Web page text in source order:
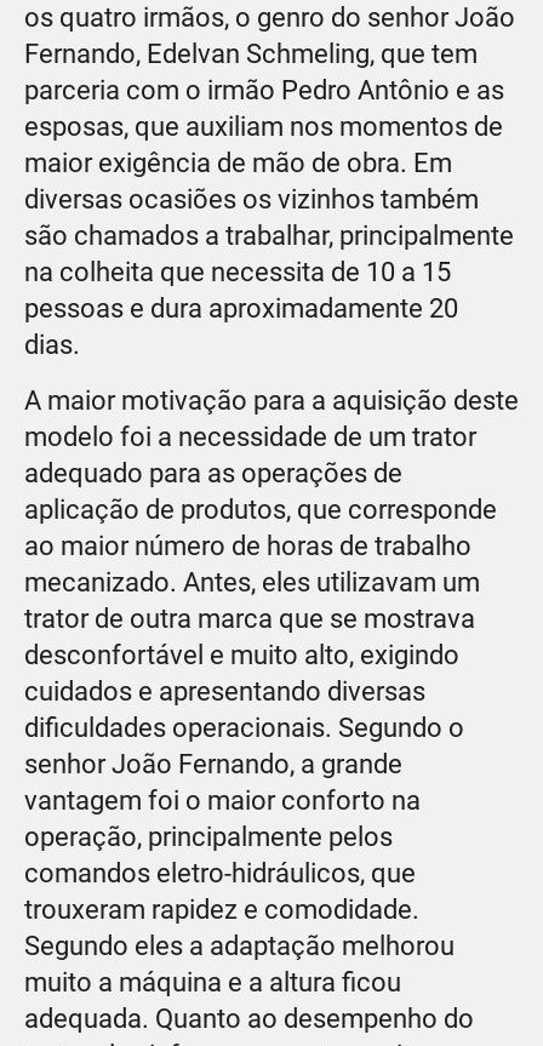
os quatro irmãos, o genro do senhor João
Fernando, Edelvan Schmeling, que tem
parceria com o irmão Pedro Antônio e as
esposas, que auxiliam nos momentos de
maior exigência de mão de obra. Em
diversas ocasiões os vizinhos também
são chamados a trabalhar, principalmente
na colheita que necessita de 10 a 15
pessoas e dura aproximadamente 20
dias.
A maior motivação para a aquisição deste
modelo foi a necessidade de um trator
adequado para as operações de
aplicação de produtos, que corresponde
ao maior número de horas de trabalho
mecanizado. Antes, eles utilizavam um
trator de outra marca que se mostrava
desconfortável e muito alto, exigindo
cuidados e apresentando diversas
dificuldades operacionais. Segundo o
senhor João Fernando, a grande
vantagem foi o maior conforto na
operação, principalmente pelos
comandos eletro-hidráulicos, que
trouxeram rapidez e comodidade.
Segundo eles a adaptação melhorou
muito a máquina e a altura ficou
adequada. Quanto ao desempenho do